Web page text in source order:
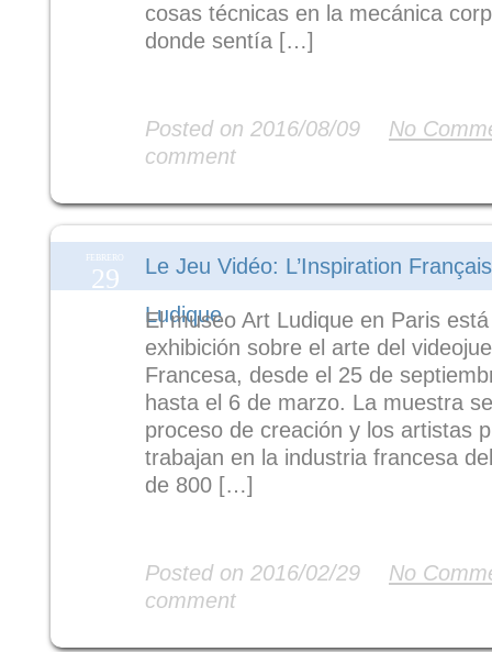
cosas técnicas en la mecánica
donde sentía […]
Posted on 2016/08/09
No
comment
FEBRERO
29
Le Jeu Vidéo: L’Inspiration
Ludique
El museo Art Ludique en Paris
exhibición sobre el arte del
Francesa, desde el 25 de
hasta el 6 de marzo. La muestra
proceso de creación y los artistas
trabajan en la industria francesa
de 800 […]
Posted on 2016/02/29
No
comment